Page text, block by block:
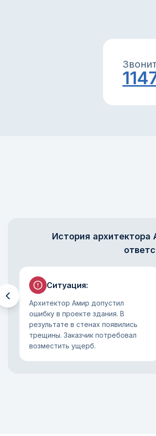
История
Ситуация:
Архитектор Амир допустил
ошибку в проекте здания. В
результате в стенах появились
трещины. Заказчик потребовал
возместить ущерб.